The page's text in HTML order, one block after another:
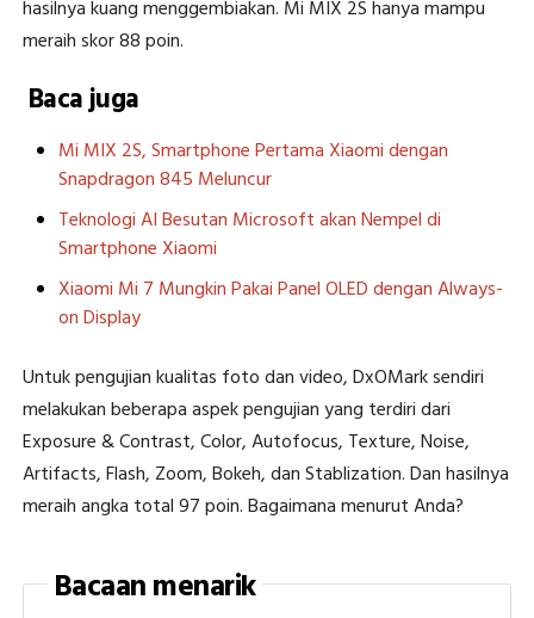
hasilnya kuang menggembiakan. Mi MIX 2S hanya mampu
meraih skor 88 poin.
Baca juga
Mi MIX 2S, Smartphone Pertama Xiaomi dengan
Snapdragon 845 Meluncur
Teknologi AI Besutan Microsoft akan Nempel di
Smartphone Xiaomi
Xiaomi Mi 7 Mungkin Pakai Panel OLED dengan Always-
on Display
Untuk pengujian kualitas foto dan video, DxOMark sendiri
melakukan beberapa aspek pengujian yang terdiri dari
Exposure & Contrast, Color, Autofocus, Texture, Noise,
Artifacts, Flash, Zoom, Bokeh, dan Stablization. Dan hasilnya
meraih angka total 97 poin. Bagaimana menurut Anda?
Bacaan menarik